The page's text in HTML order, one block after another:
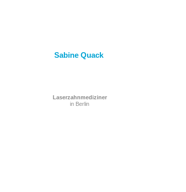
Sabine Quack
Laserzahnmediziner
in Berlin